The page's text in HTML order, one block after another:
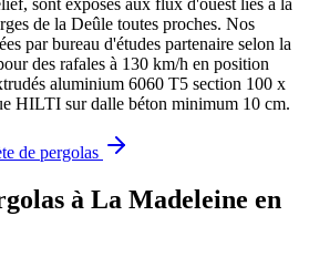
de la Deûle toutes proches. Nos
par bureau d'études partenaire selon la
des rafales à 130 km/h en position
aluminium 6060 T5 section 100 x
HILTI sur dalle béton minimum 10 cm.
de pergolas
à La Madeleine en